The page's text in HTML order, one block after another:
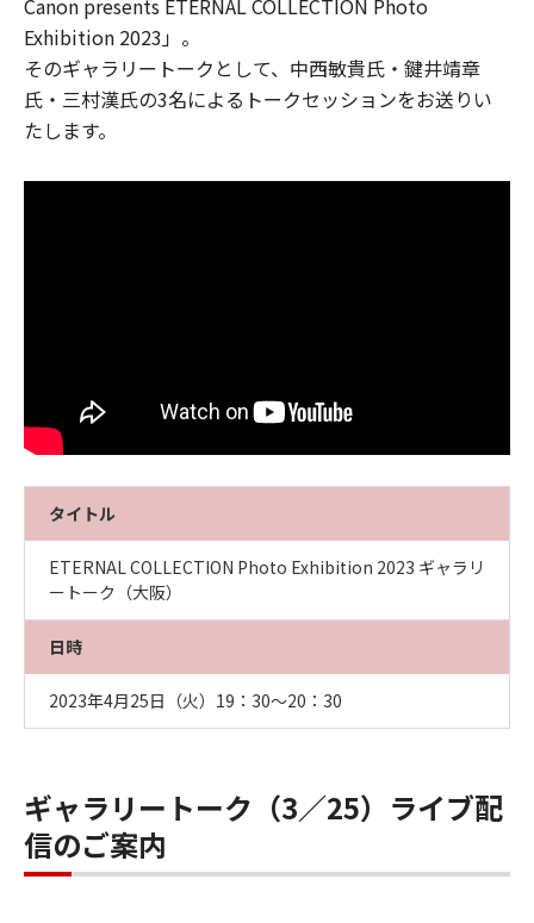
Canon presents ETERNAL COLLECTION Photo
Exhibition 2023」。
そのギャラリートークとして、中西敏貴氏・鍵井靖章
氏・三村漢氏の3名によるトークセッションをお送りい
たします。
タイトル
ETERNAL COLLECTION Photo Exhibition 2023 ギャラリ
ートーク（大阪）
日時
2023年4月25日（火）19：30～20：30
ギャラリートーク（3／25）ライブ配
信のご案内